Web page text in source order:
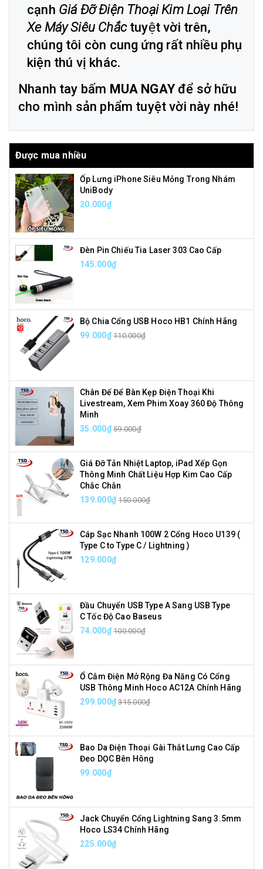
cạnh Giá Đỡ Điện Thoại Kim Loại Trên
Xe Máy Siêu Chắctuyệt vời trên,
chúng tôi còn cung ứng rất nhiều phụ
kiện thú vị khác.
Nhanh tay bấm MUA NGAYđể sở hữu
cho mình sản phẩm tuyệt vời này nhé!
Được mua nhiều
Ốp Lưng iPhone Siêu Mỏng Trong Nhám
UniBody
20.000₫
Đèn Pin Chiếu Tia Laser 303 Cao Cấp
145.000₫
Bộ Chia Cổng USB Hoco HB1 Chính Hãng
99.000₫ 110.000₫
Chân Đế Để Bàn Kẹp Điện Thoại Khi
Livestream, Xem Phim Xoay 360 Độ Thông
Minh
35.000₫ 59.000₫
Giá Đỡ Tản Nhiệt Laptop, iPad Xếp Gọn
Thông Minh Chất Liệu Hợp Kim Cao Cấp
Chắc Chắn
139.000₫ 150.000₫
Cáp Sạc Nhanh 100W 2 Cổng Hoco U139 (
Type C to Type C / Lightning )
129.000₫
Đầu Chuyển USB Type A Sang USB Type
C Tốc Độ Cao Baseus
74.000₫ 100.000₫
Ổ Cắm Điện Mở Rộng Đa Năng Có Cổng
USB Thông Minh Hoco AC12A Chính Hãng
299.000₫ 315.000₫
Bao Da Điện Thoại Gài Thắt Lưng Cao Cấp
Đeo DỌC Bên Hông
99.000₫
Jack Chuyển Cổng Lightning Sang 3.5mm
Hoco LS34 Chính Hãng
225.000₫